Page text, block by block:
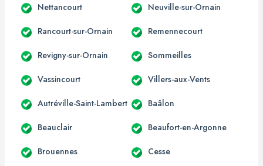
Nettancourt Neuville-sur-Ornain
Rancourt-sur-Ornain Remennecourt
Revigny-sur-Ornain Sommeilles
Vassincourt Villers-aux-Vents
Autréville-Saint-Lambert Baâlon
Beauclair Beaufort-en-Argonne
Brouennes Cesse